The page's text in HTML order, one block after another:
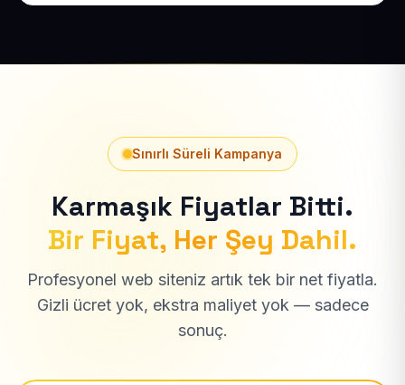
Sınırlı Süreli Kampanya
Karmaşık Fiyatlar Bitti.
Bir Fiyat, Her Şey Dahil.
Profesyonel web siteniz artık tek bir net fiyatla.
Gizli ücret yok, ekstra maliyet yok — sadece
sonuç.